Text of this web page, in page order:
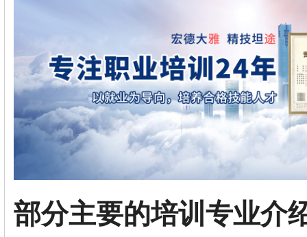
部分主要的培训专业介